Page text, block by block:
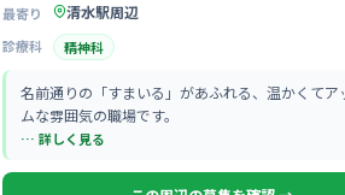
最寄り 清水駅周辺
診療科 精神科
名前通りの「すまいる」があふれる、温かくてア
ムな雰囲気の職場です。
… 詳しく見る